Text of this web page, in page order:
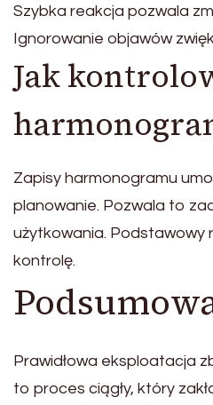
Szybka reakcja pozwala
Ignorowanie objawów
Jak
Zapisy harmonogramu
planowanie. Pozwala to
użytkowania. Podstawowy
kontrolę.
Prawidłowa eksploatacja
to proces ciągły, który